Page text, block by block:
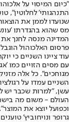
התנהגותי' לחלוטין",
שנועדו לממן את
מס שהוא בהגדרתו
המדינה מנסה לחנך
פרסום האלכוהול
עוד ציינו השניים כי
עם מסים הזויים כמו
מגוחכים". כל אלה
השניים עמדו על
עשן, "למרות שכבר יש
העולם - משום מה
וכפועל יוצא את המוצר".
גרופר ונויחוביץ'